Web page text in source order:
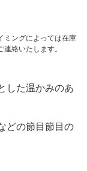
ミングによっては在庫
絡いたします。
した温かみのあ
どの節目節目の